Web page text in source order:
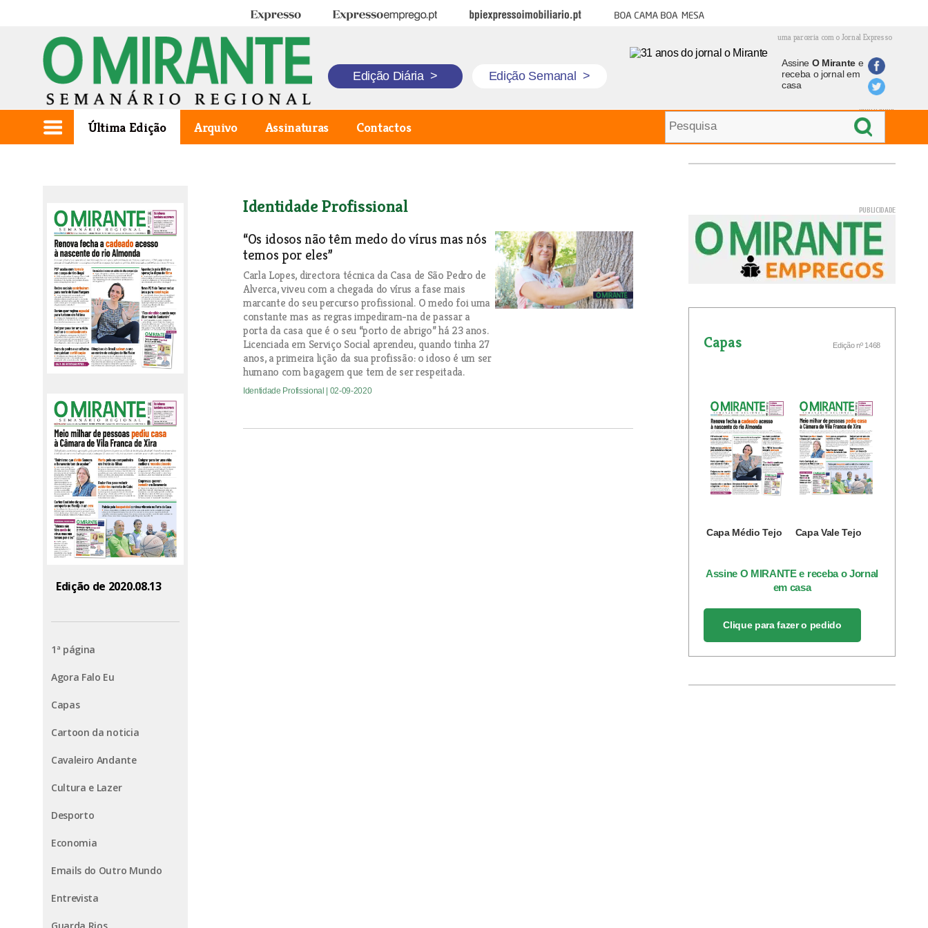
Expresso Expresso Emprego BPI Expresso Imobiliário Boa cama boa mesa
uma parceria com o Jornal Expresso
Edição Diária > Edição Semanal >
Assine O Mirantee
receba o jornal em
casa
Última Edição Arquivo Assinaturas Contactos
Edição de 2020.08.13
1ª página
Agora Falo Eu
Capas
Cartoon da noticia
Cavaleiro Andante
Cultura e Lazer
Desporto
Economia
Emails do Outro Mundo
Entrevista
Identidade Profissional
“Os idosos não têm medo do vírus mas nós
temos por eles”
Carla Lopes, directora técnica da Casa de São Pedro de
Alverca, viveu com a chegada do vírus a fase mais
marcante do seu percurso profissional. O medo foi uma
constante mas as regras impediram-na de passar a
porta da casa que é o seu “porto de abrigo” há 23 anos.
Licenciada em Serviço Social aprendeu, quando tinha 27
anos, a primeira lição da sua profissão: o idoso é um ser
humano com bagagem que tem de ser respeitada.
Identidade Profissional | 02-09-2020
Capas Edição nº 1468
Capa Médio Tejo Capa Vale Tejo
Assine O MIRANTE e receba o Jornal
em casa
Clique para fazer o pedido